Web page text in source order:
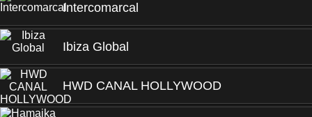
Intercomarcal
Ibiza Global
HWD CANAL HOLLYWOOD